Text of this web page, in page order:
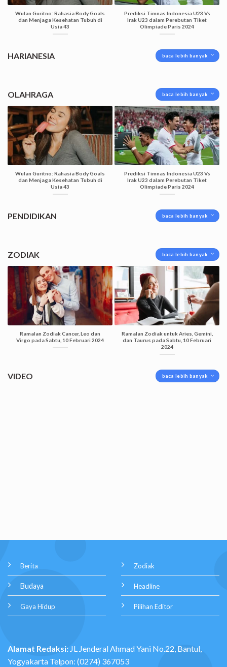
Wulan Guritno: Rahasia Body Goals
dan Menjaga Kesehatan Tubuh di
Usia 43
Prediksi Timnas Indonesia U23 Vs
Irak U23 dalam Perebutan Tiket
Olimpiade Paris 2024
HARIANESIA baca lebih banyak
OLAHRAGA baca lebih banyak
Wulan Guritno: Rahasia Body Goals
dan Menjaga Kesehatan Tubuh di
Usia 43
Prediksi Timnas Indonesia U23 Vs
Irak U23 dalam Perebutan Tiket
Olimpiade Paris 2024
PENDIDIKAN baca lebih banyak
ZODIAK baca lebih banyak
Ramalan Zodiak Cancer, Leo dan
Virgo pada Sabtu, 10 Februari 2024
Ramalan Zodiak untuk Aries, Gemini,
dan Taurus pada Sabtu, 10 Februari
2024
VIDEO baca lebih banyak
Berita
Budaya
Gaya Hidup
Zodiak
Headline
Pilihan Editor
Alamat Redaksi: JL Jenderal Ahmad Yani No.22, Bantul,
Yogyakarta Telpon: (0274) 367053